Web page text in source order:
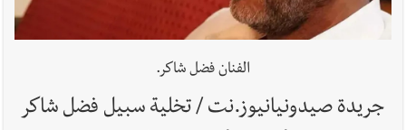
الفنان فضل شاكر.
جريدة صيدونيانيوز.نت / تخلية سبيل فضل شاكر